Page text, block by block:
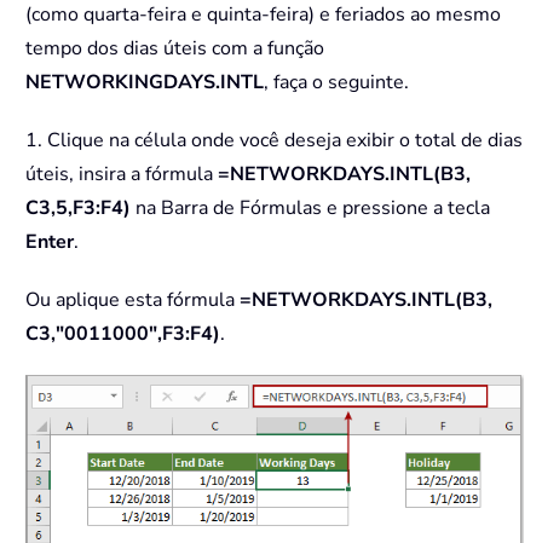
(como quarta-feira e quinta-feira) e feriados ao mesmo
tempo dos dias úteis com a função
NETWORKINGDAYS.INTL, faça o seguinte.
1. Clique na célula onde você deseja exibir o total de dias
úteis, insira a fórmula=NETWORKDAYS.INTL(B3,
C3,5,F3:F4) na Barra de Fórmulas e pressione a tecla
Enter.
Ou aplique esta fórmula=NETWORKDAYS.INTL(B3,
C3,"0011000",F3:F4).